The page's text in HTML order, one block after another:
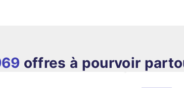
offres à pourvoir